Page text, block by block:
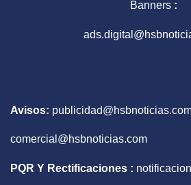
Banners :
Avisos:
comercial@hsbnoticias.com
PQR Y Rectificaciones :